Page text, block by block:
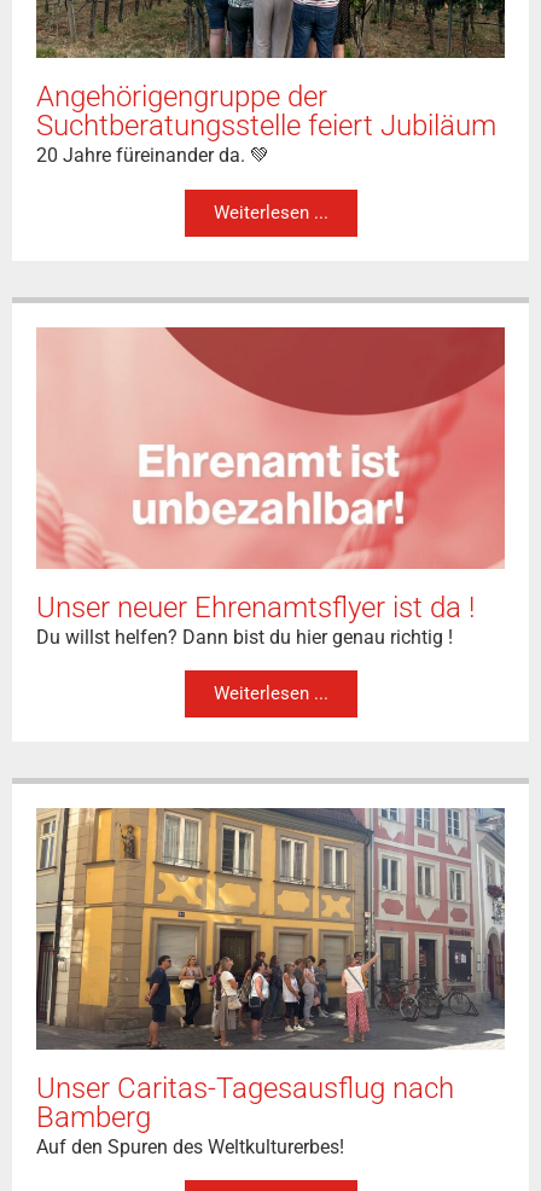
Angehörigengruppe der
Suchtberatungsstelle feiert Jubiläum
20 Jahre füreinander da. 💚
Weiterlesen ...
Unser neuer Ehrenamtsflyer ist da !
Du willst helfen? Dann bist du hier genau richtig !
Weiterlesen ...
Unser Caritas-Tagesausflug nach
Bamberg
Auf den Spuren des Weltkulturerbes!